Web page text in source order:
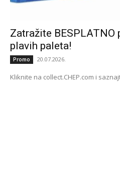
Zatražite BESPLATNO
plavih paleta!
Promo 20.07.2026.
Kliknite na collect.CHEP.com i